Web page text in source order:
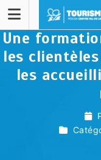
Une
les
les